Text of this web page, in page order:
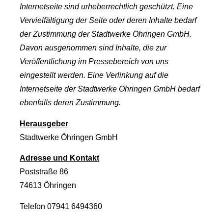
Internetseite sind urheberrechtlich geschützt. Eine
Vervielfältigung der Seite oder deren Inhalte bedarf
der Zustimmung der Stadtwerke Öhringen GmbH.
Davon ausgenommen sind Inhalte, die zur
Veröffentlichung im Pressebereich von uns
eingestellt werden. Eine Verlinkung auf die
Internetseite der Stadtwerke Öhringen GmbH bedarf
ebenfalls deren Zustimmung.
Herausgeber
Stadtwerke Öhringen GmbH
Adresse und Kontakt
Poststraße 86
74613 Öhringen
Telefon 07941 6494360